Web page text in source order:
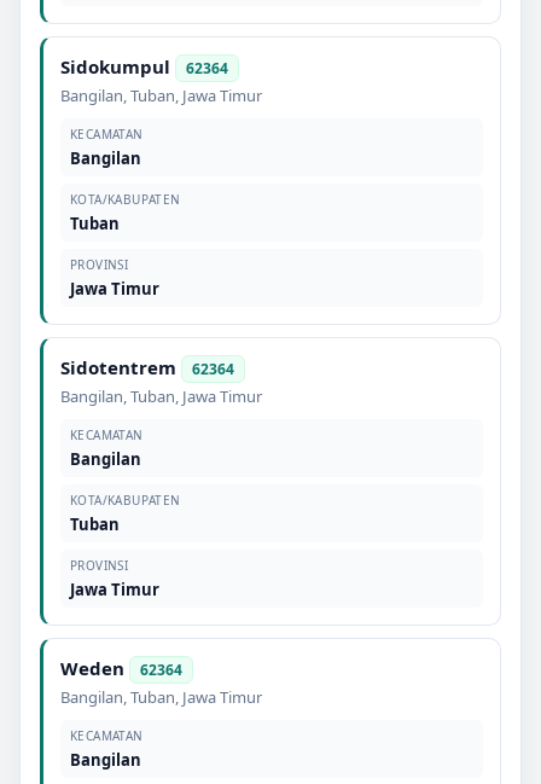
Sidokumpul 62364
Bangilan,Tuban, Jawa Timur
KECAMATAN
Bangilan
KOTA/KABUPATEN
Tuban
PROVINSI
Jawa Timur
Sidotentrem 62364
Bangilan,Tuban, Jawa Timur
KECAMATAN
Bangilan
KOTA/KABUPATEN
Tuban
PROVINSI
Jawa Timur
Weden 62364
Bangilan,Tuban, Jawa Timur
KECAMATAN
Bangilan